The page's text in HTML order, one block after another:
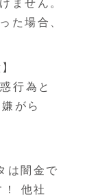
ません。
た場合、
行為と
がら
は闇金で
他社